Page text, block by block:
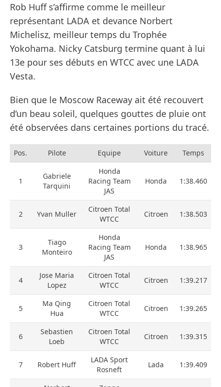
Rob Huff s’affirme comme le meilleur
représentant LADA et devance Norbert
Michelisz, meilleur temps du Trophée
Yokohama. Nicky Catsburg termine quant à lui
13e pour ses débuts en WTCC avec une LADA
Vesta.
Bien que le Moscow Raceway ait été recouvert
d’un beau soleil, quelques gouttes de pluie ont
été observées dans certaines portions du tracé.
Pos. Pilote Equipe Voiture Temps
1
Gabriele
Tarquini
Honda
Racing Team
JAS
Honda 1:38.460
2 Yvan Muller
Citroen Total
WTCC
Citroen 1:38.503
3
Tiago
Monteiro
Honda
Racing Team
JAS
Honda 1:38.965
4
Jose Maria
Lopez
Citroen Total
WTCC
Citroen 1:39.217
5
Ma Qing
Hua
Citroen Total
WTCC
Citroen 1:39.265
6
Sebastien
Loeb
Citroen Total
WTCC
Citroen 1:39.315
7 Robert Huff
LADA Sport
Rosneft
Lada 1:39.409